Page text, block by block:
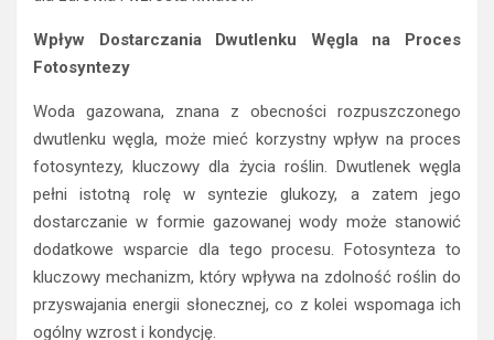
Wpływ Dostarczania Dwutlenku Węgla na Proces
Fotosyntezy
Woda gazowana, znana z obecności rozpuszczonego
dwutlenku węgla, może mieć korzystny wpływ na proces
fotosyntezy, kluczowy dla życia roślin. Dwutlenek węgla
pełni istotną rolę w syntezie glukozy, a zatem jego
dostarczanie w formie gazowanej wody może stanowić
dodatkowe wsparcie dla tego procesu. Fotosynteza to
kluczowy mechanizm, który wpływa na zdolność roślin do
przyswajania energii słonecznej, co z kolei wspomaga ich
ogólny wzrost i kondycję.